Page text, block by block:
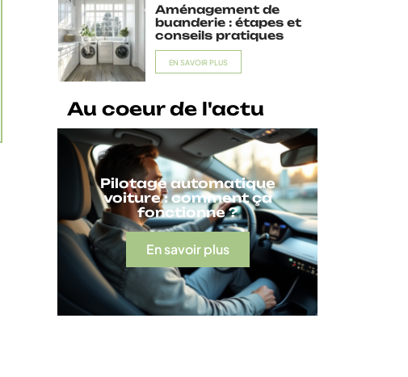
Aménagement de
buanderie : étapes et
conseils pratiques
EN SAVOIR PLUS
Au coeur de l'actu
Pilotage automatique
voiture : comment ça
fonctionne ?
En savoir plus